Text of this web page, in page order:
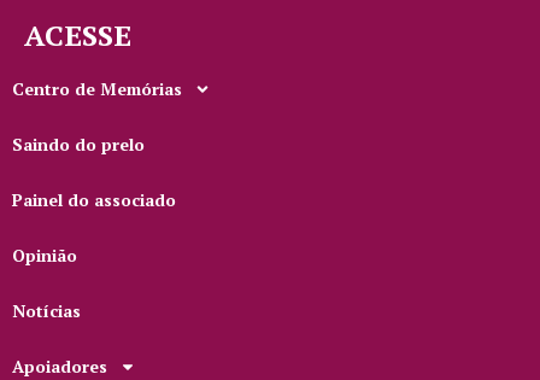
ACESSE
Centro de Memórias
Saindo do prelo
Painel do associado
Opinião
Notícias
Apoiadores